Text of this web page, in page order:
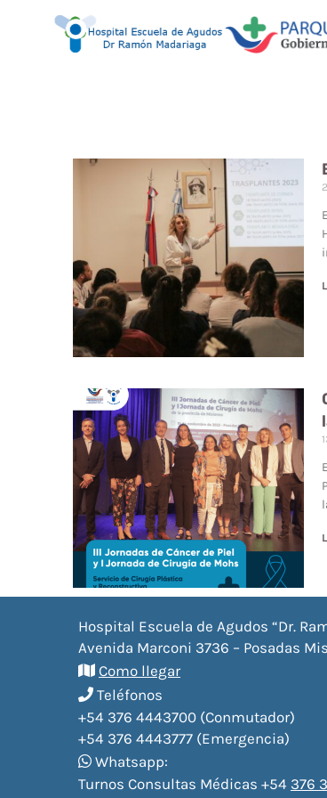
Hospital Escuela de Agudos “Dr.
Avenida Marconi 3736 – Posadas
Como llegar
Teléfonos
+54 376 4443700 (Conmutador)
+54 376 4443777 (Emergencia)
Whatsapp:
Turnos Consultas Médicas +54 376